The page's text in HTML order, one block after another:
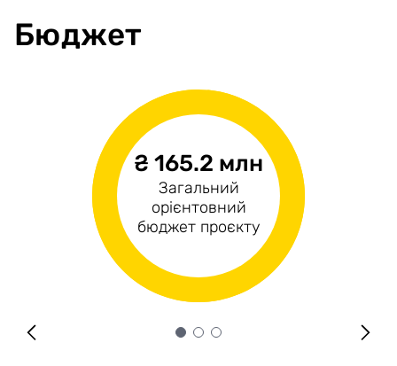
Бюджет
₴ 165.2 млн
Загальний
орієнтовний
бюджет проєкту
₴165.2 млн
Капітальні витрати
н/д
Операційні
витрати